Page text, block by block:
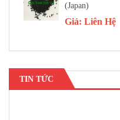
(Japan)
Giá: Liên Hệ
TIN TỨC